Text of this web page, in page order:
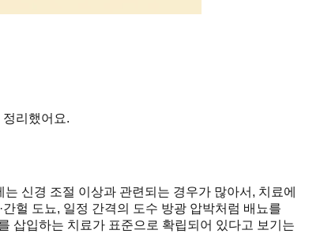
리했어요.
신경 조절 이상과 관련되는 경우가 많아서, 치료에
헐 도뇨, 일정 간격의 도수 방광 압박처럼 배뇨를
삽입하는 치료가 표준으로 확립되어 있다고 보기는